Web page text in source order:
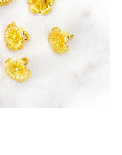
Non merci !